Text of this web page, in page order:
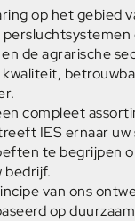
op het gebied
de agrarische
kwaliteit,
compleet
IES ernaar
te begrijpen
bedrijf.
van ons
op